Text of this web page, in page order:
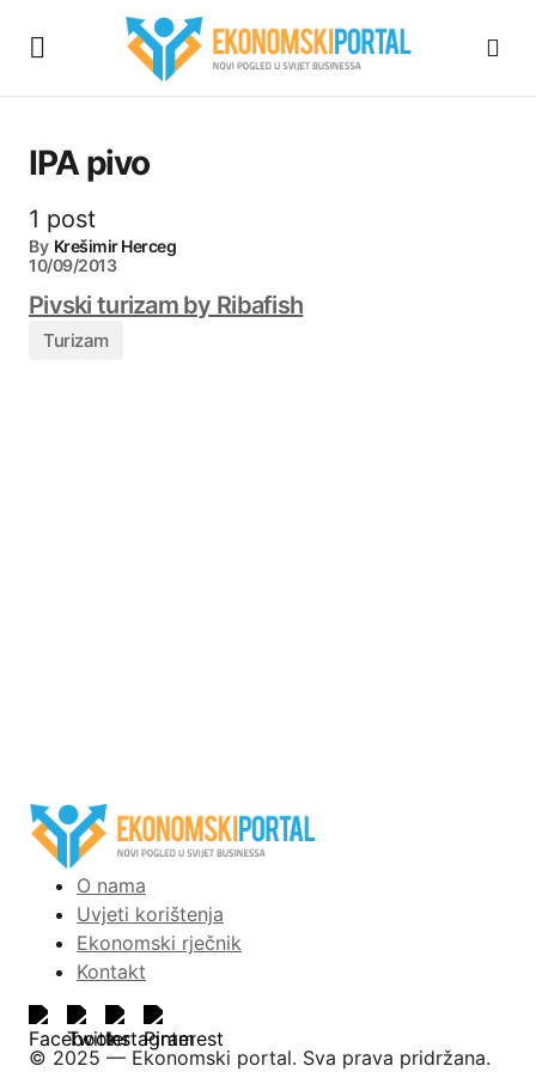
IPA pivo
1 post
By Krešimir Herceg
10/09/2013
Pivski turizam by Ribafish
Turizam
O nama
Uvjeti korištenja
Ekonomski rječnik
Kontakt
©️ 2025 — Ekonomski portal. Sva prava pridržana.